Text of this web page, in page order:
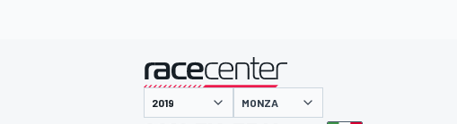
gepresenteerd door
MONZA